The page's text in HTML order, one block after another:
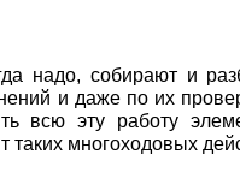
надо, собирают и
и даже по их
всю эту работу
многоходовых